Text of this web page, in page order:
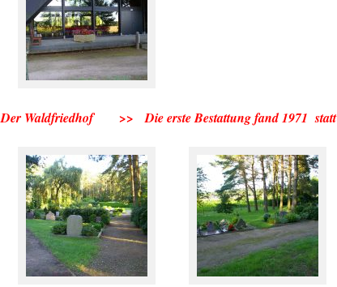
Der Waldfriedhof >> Die erste Bestattung fand 1971 statt